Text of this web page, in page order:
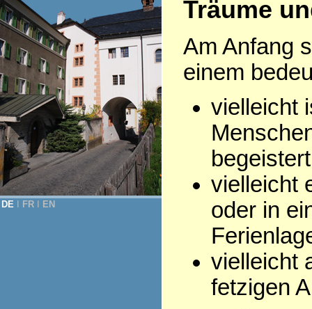
DE FR EN
Träume
Am Anfang
einem
vielleicht
vielleicht
oder in
vielleicht
fetzigen